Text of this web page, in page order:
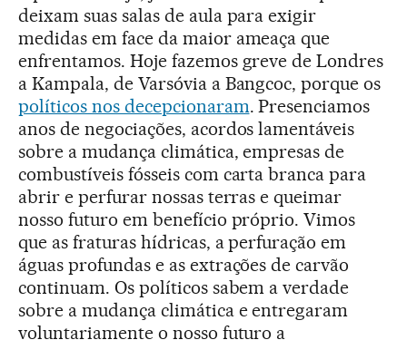
deixam suas salas de aula para exigir
medidas em face da maior ameaça que
enfrentamos. Hoje fazemos greve de Londres
a Kampala, de Varsóvia a Bangcoc, porque os
políticos nos decepcionaram. Presenciamos
anos de negociações, acordos lamentáveis
sobre a mudança climática, empresas de
combustíveis fósseis com carta branca para
abrir e perfurar nossas terras e queimar
nosso futuro em benefício próprio. Vimos
que as fraturas hídricas, a perfuração em
águas profundas e as extrações de carvão
continuam. Os políticos sabem a verdade
sobre a mudança climática e entregaram
voluntariamente o nosso futuro a